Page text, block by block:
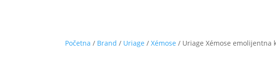
Početna / Brand / Uriage /Xémose / Uriage Xémose emolijentna